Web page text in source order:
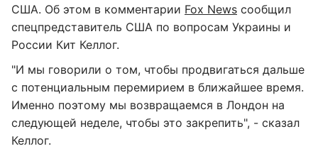
США. Об этом в комментарии Fox News сообщил
спецпредставитель США по вопросам Украины и
России Кит Келлог.
"И мы говорили о том, чтобы продвигаться дальше
с потенциальным перемирием в ближайшее время.
Именно поэтому мы возвращаемся в Лондон на
следующей неделе, чтобы это закрепить", - сказал
Келлог.